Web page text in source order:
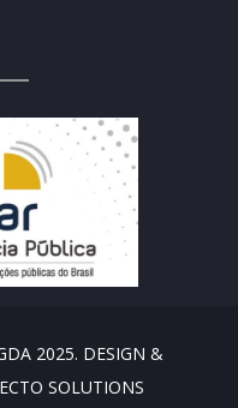
2025. DESIGN &
SOLUTIONS